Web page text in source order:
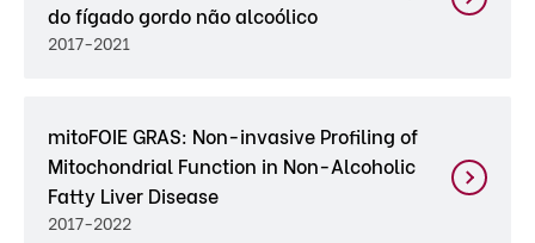
do fígado gordo não alcoólico
2017-2021
mitoFOIE GRAS: Non-invasive Profiling of
Mitochondrial Function in Non-Alcoholic
Fatty Liver Disease
2017-2022